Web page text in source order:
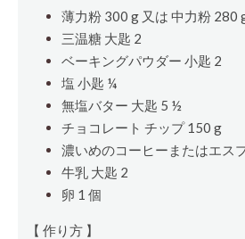
薄力粉 300 g又は 中力粉 280
三温糖 大匙 2
ベーキングパウダー 小匙 2
塩 小匙 ¼
無塩バター 大匙 5 ½
チョコレート チップ 150 g
濃いめのコーヒーまたはエス
牛乳 大匙 2
卵 1 個
【 作り方 】